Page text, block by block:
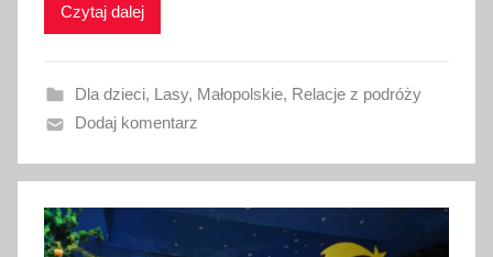
a
n
1
7
s
Czytaj dalej
Dla dzieci, Lasy, Małopolskie, Relacje z podróży
Dodaj komentarz